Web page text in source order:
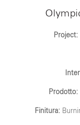
Project:
Prodotto:
Finitura: